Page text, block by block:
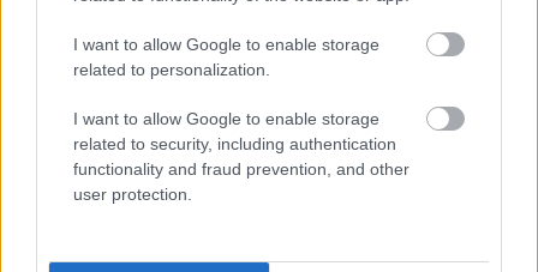
I want to allow Google to enable storage
related to personalization.
I want to allow Google to enable storage
related to security, including authentication
functionality and fraud prevention, and other
user protection.
Novak. Med årets startfelt, rykker de to imidlertid
ned til outsidere denne gangen.
Og etter maktoppvisningen til Petter Northug på
Blink Classics, der han ble nummer tre bare en
taktisk tabbe og tre tideler fra andreplassen, er
comeback kanonen en soleklar utfordrer til pallen